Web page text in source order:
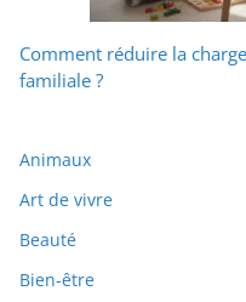
Comment réduire la
familiale ?
Animaux
Art de vivre
Beauté
Bien-être